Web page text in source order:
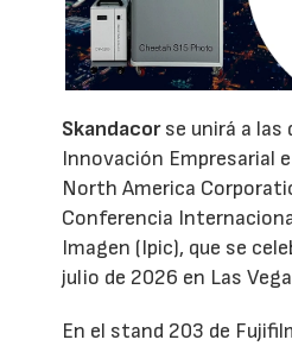
Skandacorse unirá a las
Innovación Empresarial
North America
Conferencia
Imagen (Ipic), que se
julio de 2026 en Las
En el stand 203 de